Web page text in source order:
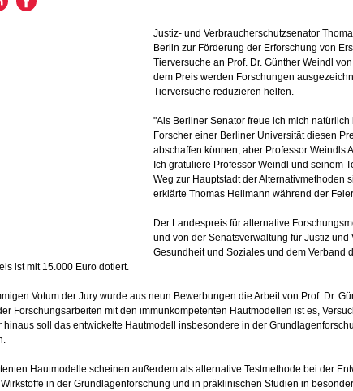
Justiz- und Verbraucherschutzsenator
Berlin zur Förderung der Erforschung von
Tierversuche an Prof. Dr. Günther Weindl
dem Preis werden Forschungen
Tierversuche reduzieren helfen.
"Als Berliner Senator freue ich mich
Forscher einer Berliner Universität diesen
abschaffen können, aber Professor Weindls
Ich gratuliere Professor Weindl und seinem
Weg zur Hauptstadt der Alternativmethoden
erklärte Thomas Heilmann während der
Der Landespreis für alternative
und von der Senatsverwaltung für Justiz
Gesundheit und Soziales und dem Verband
ist mit 15.000 Euro dotiert.
Votum der Jury wurde aus neun Bewerbungen die Arbeit von Prof. Dr.
Forschungsarbeiten mit den immunkompetenten Hautmodellen ist es,
hinaus soll das entwickelte Hautmodell insbesondere in der
Hautmodelle scheinen außerdem als alternative Testmethode bei der
in der Grundlagenforschung und in präklinischen Studien in